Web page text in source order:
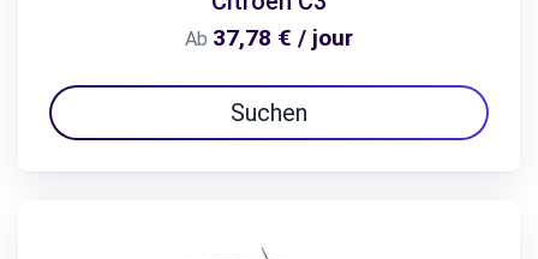
Ab 37,78 € / jour
Suchen